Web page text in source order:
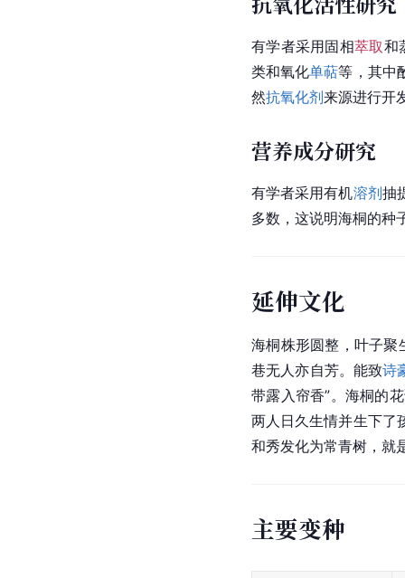
有学者采用固相萃取和
类和氧化单萜等，其中
然抗氧化剂来源进行开
营养成分研究
有学者采用有机溶剂抽
多数，这说明海桐的种
延伸文化
海桐株形圆整，叶子聚
巷无人亦自芳。能致诗
带露入帘香”。海桐的
两人日久生情并生下了
和秀发化为常青树，就
主要变种